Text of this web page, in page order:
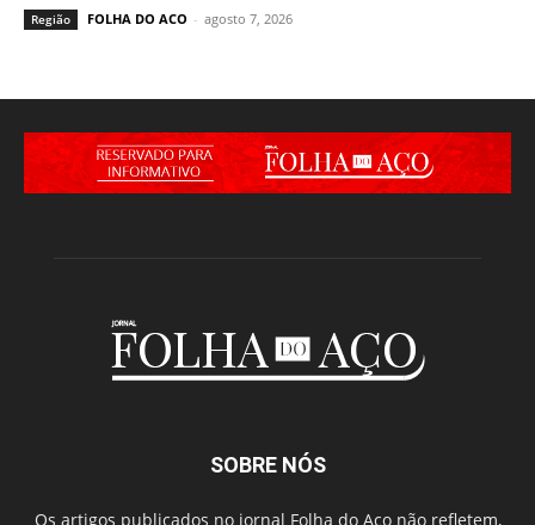
Região FOLHA DO ACO - agosto 7, 2026
SOBRE NÓS
Os artigos publicados no jornal Folha do Aço não refletem,